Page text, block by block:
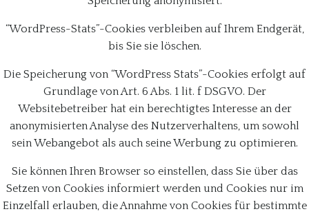
“WordPress-Stats”-Cookies verbleiben auf Ihrem Endgerät,
bis Sie sie löschen.
Die Speicherung von “WordPress Stats”-Cookies erfolgt auf
Grundlage von Art. 6 Abs. 1 lit. f DSGVO. Der
Websitebetreiber hat ein berechtigtes Interesse an der
anonymisierten Analyse des Nutzerverhaltens, um sowohl
sein Webangebot als auch seine Werbung zu optimieren.
Sie können Ihren Browser so einstellen, dass Sie über das
Setzen von Cookies informiert werden und Cookies nur im
Einzelfall erlauben, die Annahme von Cookies für bestimmte